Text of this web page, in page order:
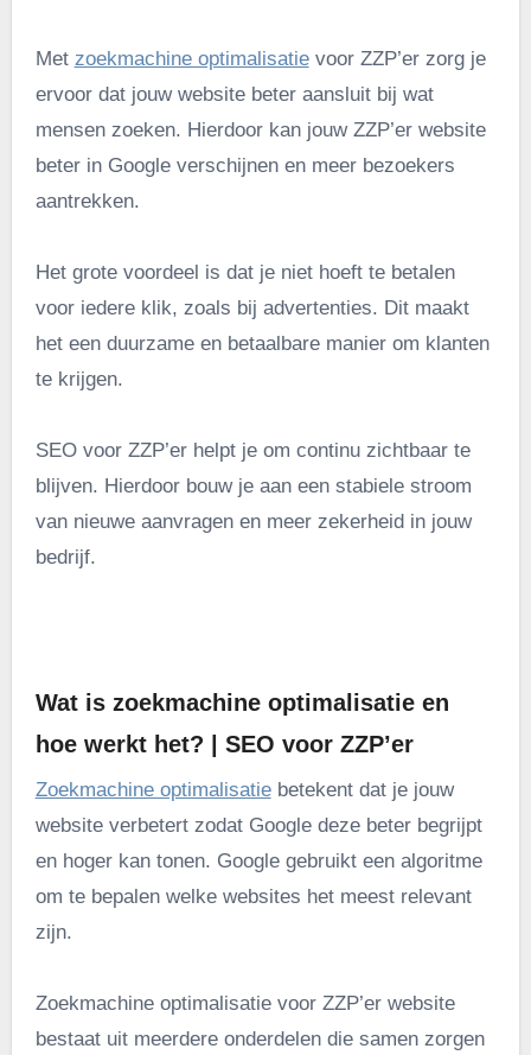
Met zoekmachine optimalisatievoor ZZP’er zorg je
ervoor dat jouw website beter aansluit bij wat
mensen zoeken. Hierdoor kan jouw ZZP’er website
beter in Google verschijnen en meer bezoekers
aantrekken.
Het grote voordeel is dat je niet hoeft te betalen
voor iedere klik, zoals bij advertenties. Dit maakt
het een duurzame en betaalbare manier om klanten
te krijgen.
SEO voor ZZP’er helpt je om continu zichtbaar te
blijven. Hierdoor bouw je aan een stabiele stroom
van nieuwe aanvragen en meer zekerheid in jouw
bedrijf.
Wat is zoekmachine optimalisatie en
hoe werkt het? | SEO voor ZZP’er
Zoekmachine optimalisatiebetekent dat je jouw
website verbetert zodat Google deze beter begrijpt
en hoger kan tonen. Google gebruikt een algoritme
om te bepalen welke websites het meest relevant
zijn.
Zoekmachine optimalisatie voor ZZP’er website
bestaat uit meerdere onderdelen die samen zorgen